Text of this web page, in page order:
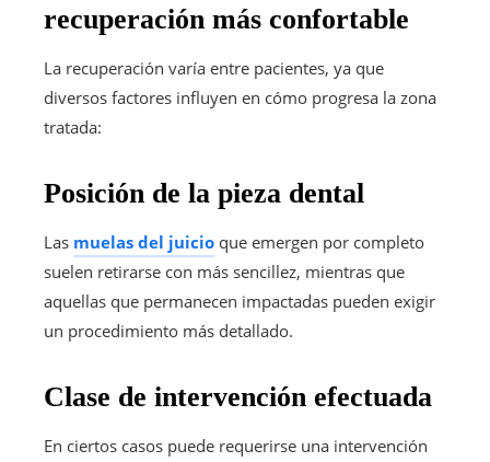
recuperación más confortable
La recuperación varía entre pacientes, ya que
diversos factores influyen en cómo progresa la zona
tratada:
Posición de la pieza dental
Las muelas del juicio que emergen por completo
suelen retirarse con más sencillez, mientras que
aquellas que permanecen impactadas pueden exigir
un procedimiento más detallado.
Clase de intervención efectuada
En ciertos casos puede requerirse una intervención